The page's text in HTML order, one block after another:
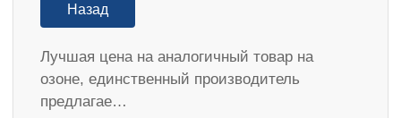
Назад
Лучшая цена на аналогичный товар на
озоне, единственный производитель
предлагае…